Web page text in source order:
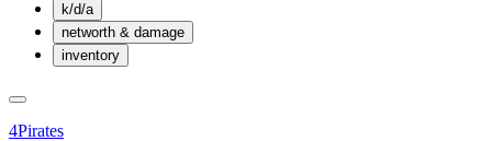
k/d/a
networth & damage
inventory
4Pirates